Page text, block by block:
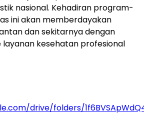
nasional. Kehadiran program-
ini akan memberdayakan
dan sekitarnya dengan
layanan kesehatan profesional
drive/folders/